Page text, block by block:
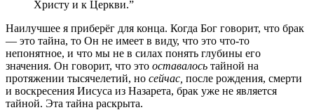
Христу и к Церкви.”
Наилучшее я приберёг для конца. Когда Бог говорит, что брак
— это тайна, то Он не имеет в виду, что это что-то
непонятное, и что мы не в силах понять глубины его
значения. Он говорит, что это оставалось тайной на
протяжении тысячелетий, но сейчас, после рождения, смерти
и воскресения Иисуса из Назарета, брак уже не является
тайной. Эта тайна раскрыта.